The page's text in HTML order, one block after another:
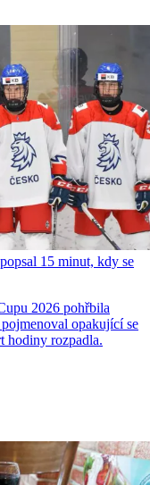
15 minut, kdy se
2026 pohřbila
opakující se
hodiny rozpadla.